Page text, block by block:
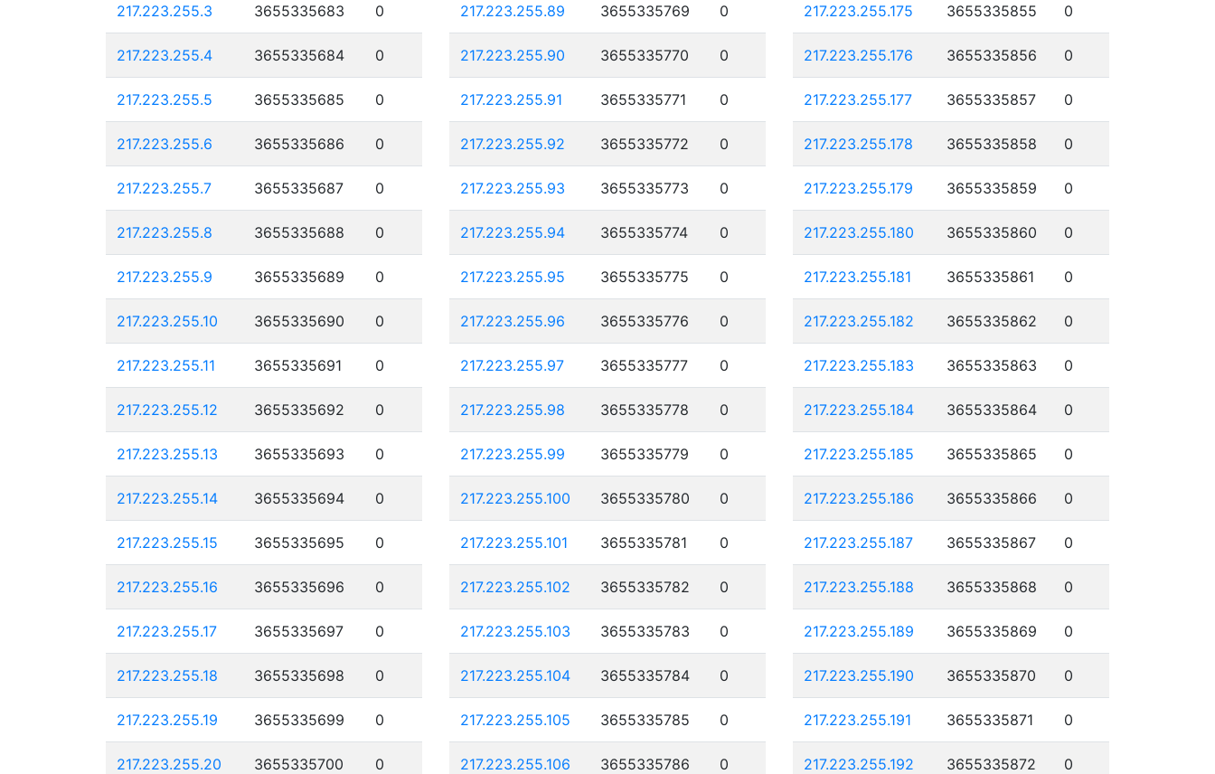
217.223.255.3 3655335683 0
217.223.255.4 3655335684 0
217.223.255.5 3655335685 0
217.223.255.6 3655335686 0
217.223.255.7 3655335687 0
217.223.255.8 3655335688 0
217.223.255.9 3655335689 0
217.223.255.10 3655335690 0
217.223.255.11 3655335691 0
217.223.255.12 3655335692 0
217.223.255.13 3655335693 0
217.223.255.14 3655335694 0
217.223.255.15 3655335695 0
217.223.255.16 3655335696 0
217.223.255.17 3655335697 0
217.223.255.18 3655335698 0
217.223.255.19 3655335699 0
217.223.255.20 3655335700 0
217.223.255.89 3655335769 0
217.223.255.90 3655335770 0
217.223.255.91 3655335771 0
217.223.255.92 3655335772 0
217.223.255.93 3655335773 0
217.223.255.94 3655335774 0
217.223.255.95 3655335775 0
217.223.255.96 3655335776 0
217.223.255.97 3655335777 0
217.223.255.98 3655335778 0
217.223.255.99 3655335779 0
217.223.255.100 3655335780 0
217.223.255.101 3655335781 0
217.223.255.102 3655335782 0
217.223.255.103 3655335783 0
217.223.255.104 3655335784 0
217.223.255.105 3655335785 0
217.223.255.106 3655335786 0
217.223.255.175 3655335855 0
217.223.255.176 3655335856 0
217.223.255.177 3655335857 0
217.223.255.178 3655335858 0
217.223.255.179 3655335859 0
217.223.255.180 3655335860 0
217.223.255.181 3655335861 0
217.223.255.182 3655335862 0
217.223.255.183 3655335863 0
217.223.255.184 3655335864 0
217.223.255.185 3655335865 0
217.223.255.186 3655335866 0
217.223.255.187 3655335867 0
217.223.255.188 3655335868 0
217.223.255.189 3655335869 0
217.223.255.190 3655335870 0
217.223.255.191 3655335871 0
217.223.255.192 3655335872 0